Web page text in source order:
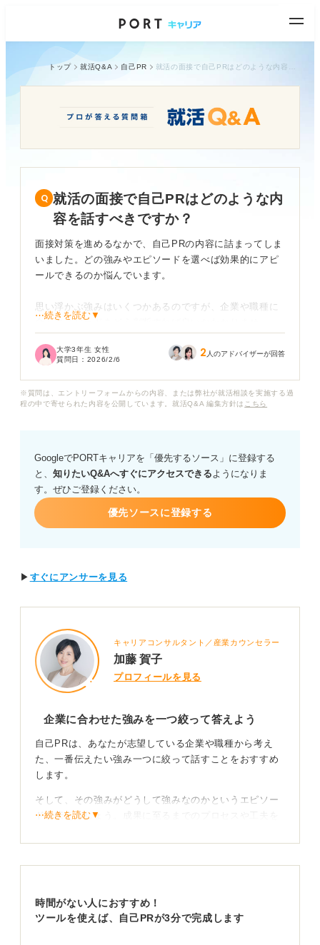
トップ 就活Q&A 自己PR
就活の面接で自己PRはどのような内
容を話すべきですか？
面接対策を進めるなかで、自己PRの内容に詰まってしま
いました。どの強みやエピソードを選べば効果的にアピ
ールできるのか悩んでいます。
思い浮かぶ強みはいくつかあるのですが、企業や職種に
合うエピソードをどう判断すれば良いかわかりませ
か、どちらでしょうか？
いただければと思います。
⋯続きを読む▼
大学3年生 女性
質問日： 2026/2/6 2 人のアドバイザーが回答
※質問は、エントリーフォームからの内容、または弊社が就活相談を実施する過
程の中で寄せられた内容を公開しています。就活Q&A 編集方針は こちら
GoogleでPORTキャリアを「優先するソース」に登録する
と、 知りたいQ&Aへすぐにアクセスできるようになりま
す。ぜひご登録ください。
優先ソースに登録する
▶ すぐにアンサーを見る
キャリアコンサルタント／産業カウンセラー
加藤 賀子
プロフィールを見る
企業に合わせた強みを一つ絞って答えよう
自己PRは、あなたが志望している企業や職種から考え
た、一番伝えたい強み一つに絞って話すことをおすすめ
します。
そして、その強みがどうして強みなのかというエピソー
ドを伝えましょう。成果に至るまでのプロセスや工夫を
最後に、「貴社の仕事でもこういう部分で貢献ができる
と感じています」とまとめましょう。
⋯続きを読む▼
時間がない人におすすめ！
ツールを使えば、自己PRが3分で完成します